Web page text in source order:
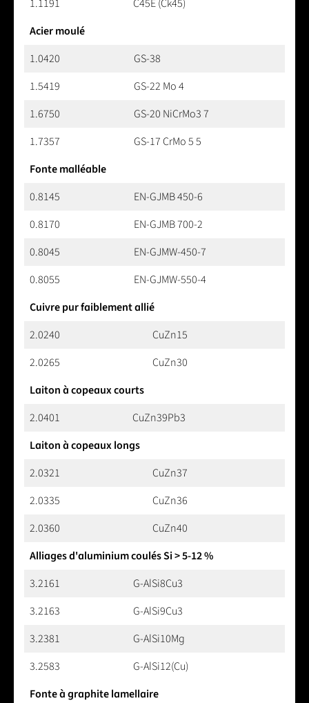
1.1191
C45E (Ck45)
Acier moulé
1.0420
GS-38
1.5419
GS-22 Mo 4
1.6750
GS-20 NiCrMo3 7
1.7357
GS-17 CrMo 5 5
Fonte malléable
0.8145
EN-GJMB 450-6
0.8170
EN-GJMB 700-2
0.8045
EN-GJMW-450-7
0.8055
EN-GJMW-550-4
Cuivre pur faiblement allié
2.0240
CuZn15
2.0265
CuZn30
Laiton à copeaux courts
2.0401
CuZn39Pb3
Laiton à copeaux longs
2.0321
CuZn37
2.0335
CuZn36
2.0360
CuZn40
Alliages d'aluminium coulés Si > 5-12 %
3.2161
G-AlSi8Cu3
3.2163
G-AlSi9Cu3
3.2381
G-AlSi10Mg
3.2583
G-AlSi12(Cu)
Fonte à graphite lamellaire